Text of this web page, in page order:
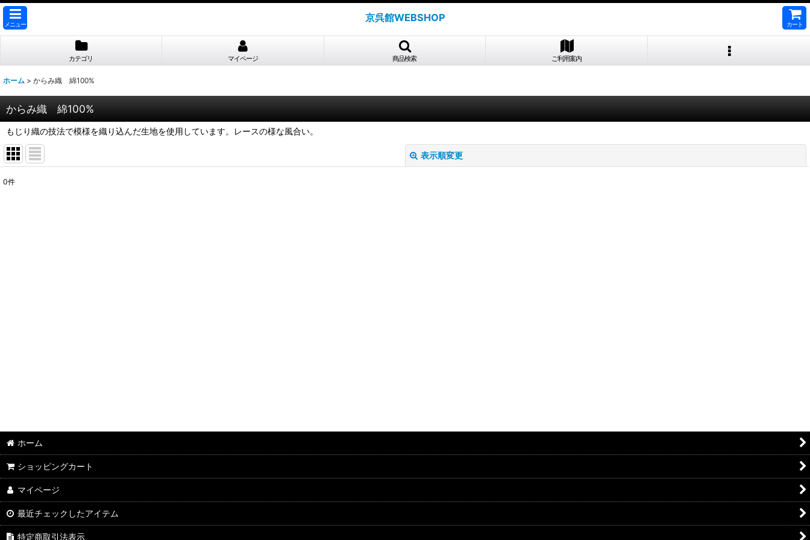
メニュー
京呉館WEBSHOP
カート
カテゴリ マイページ 商品検索 ご利用案内
ホーム > からみ織 綿100%
からみ織 綿100%
もじり織の技法で模様を織り込んだ生地を使用しています。レースの様な風合い。
表示順変更
0件
ホーム
ショッピングカート
マイページ
最近チェックしたアイテム
特定商取引法表示